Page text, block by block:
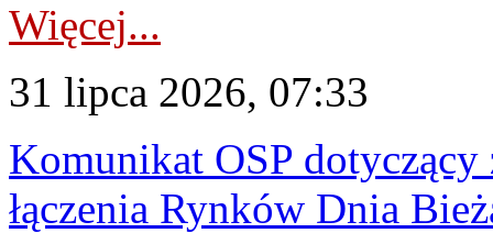
Więcej...
31 lipca 2026, 07:33
Komunikat OSP dotyczący
łączenia Rynków Dnia